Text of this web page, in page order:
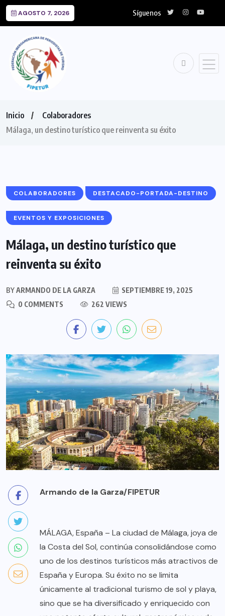
AGOSTO 7, 2026 Síguenos
Inicio
Colaboradores
Málaga, un destino turístico que reinventa su éxito
COLABORADORES DESTACADO-PORTADA-DESTINO
EVENTOS Y EXPOSICIONES
Málaga, un destino turístico que
reinventa su éxito
BYARMANDO DE LA GARZA
SEPTIEMBRE 19, 2025
0 COMMENTS
262 VIEWS
Armando de la Garza/FIPETUR
MÁLAGA, España – La ciudad de Málaga, joya de
la Costa del Sol, continúa consolidándose como
uno de los destinos turísticos más atractivos de
España y Europa. Su éxito no se limita
únicamente al tradicional turismo de sol y playa,
sino que se ha diversificado y enriquecido con